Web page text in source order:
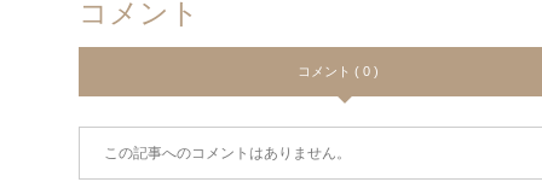
コメント
コメント ( 0 )
この記事へのコメントはありません。